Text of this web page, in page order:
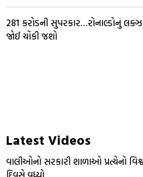
281 કરોડની સુપરકાર…રોનાલ્ડોનું
જોઈ ચોંકી જશો
Latest Videos
વાલીઓનો સરકારી શાળાઓ પ્રત્યેનો